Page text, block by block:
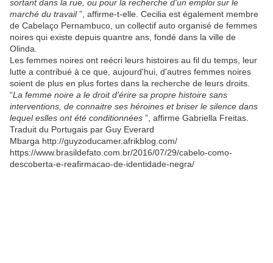
sortant dans la rue, ou pour la recherche d'un emploi sur le
marché du travail”, affirme-t-elle. Cecilia est également membre
de Cabelaço Pernambuco, un collectif auto organisé de femmes
noires qui existe depuis quantre ans, fondé dans la ville de
Olinda.
Les femmes noires ont reécri leurs histoires au fil du temps, leur
lutte a contribué à ce que, aujourd'hui, d'autres femmes noires
soient de plus en plus fortes dans la recherche de leurs droits.
“La femme noire a le droit d'érire sa propre histoire sans
interventions, de connaitre ses héroines et briser le silence dans
lequel eslles ont été conditionnées ”, affirme Gabriella Freitas.
Traduit du Portugais par Guy Everard
Mbarga http://guyzoducamer.afrikblog.com/
https://www.brasildefato.com.br/2016/07/29/cabelo-como-
descoberta-e-reafirmacao-de-identidade-negra/